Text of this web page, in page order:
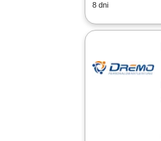
8 dni